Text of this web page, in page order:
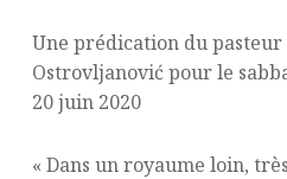
Une prédication du
Ostrovljanović pour le
20 juin 2020
« Dans un royaume loin,